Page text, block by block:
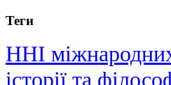
Теги
ННІ
історії та